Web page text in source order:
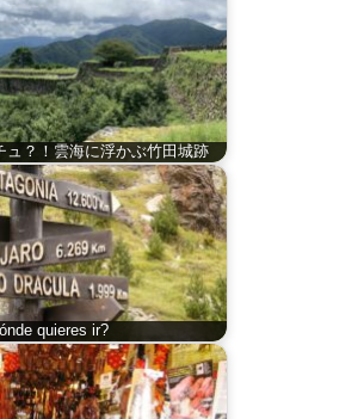
ュ？！雲海に浮かぶ竹田城跡
quieres ir?